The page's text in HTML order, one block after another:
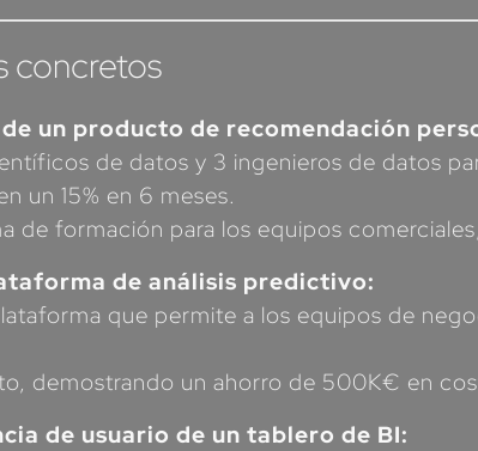
concretos
un producto de recomendación
de datos y 3 ingenieros de datos
un 15% en 6 meses.
de formación para los equipos
de análisis predictivo:
que permite a los equipos de
demostrando un ahorro de 500K€ en
de usuario de un tablero de BI: